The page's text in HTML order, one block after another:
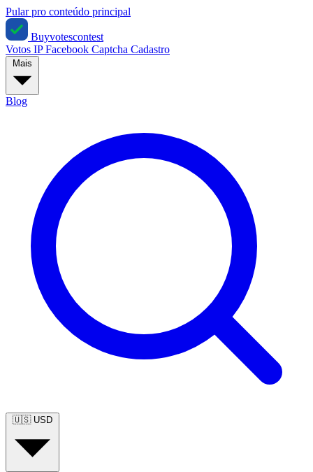
Pular pro conteúdo principal
Buyvotescontest
Votos IPFacebook Captcha Cadastro
Blog
🇺🇸 USD